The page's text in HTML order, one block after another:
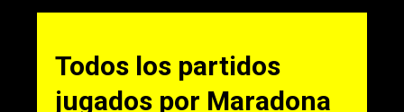
Todos los partidos
jugados por Maradona